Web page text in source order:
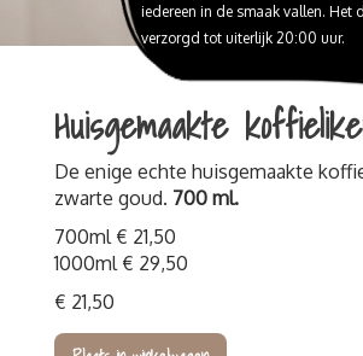
Expeditie de Peel
Trouwlocatie
Peelbustour
Wandelen
Familiedag
Fundamenten
Diner
Barbeque
Feesten en Partijen
Webshop Peelreus
Peelreusrescape
Reserveren
iedereen in de smaak vallen. Het
verzorgd tot uiterlijk 20:00 uur.
Huisgemaakte
De enige echte huisgemaakte
zwarte goud. 700 ml.
700ml € 21,50
1000ml € 29,50
€ 21,50